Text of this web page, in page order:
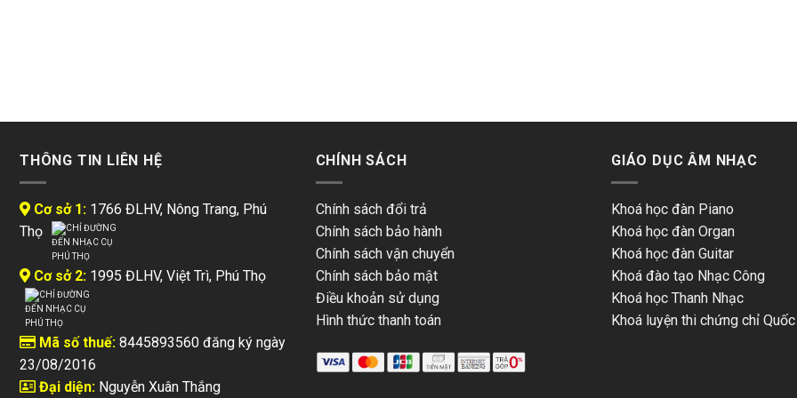
THÔNG TIN LIÊN HỆ
Cơ sở 1: 1766 ĐLHV, Nông Trang, Phú
Thọ
Cơ sở 2: 1995 ĐLHV, Việt Trì, Phú Thọ
Mã số thuế: 8445893560 đăng ký ngày
23/08/2016
Đại diện: Nguyễn Xuân Thắng
CHÍNH SÁCH
Chính sách đổi trả
Chính sách bảo hành
Chính sách vận chuyển
Chính sách bảo mật
Điều khoản sử dụng
Hình thức thanh toán
GIÁO DỤC ÂM NHẠC
Khoá học đàn Piano
Khoá học đàn Organ
Khoá học đàn Guitar
Khoá đào tạo Nhạc Công
Khoá học Thanh Nhạc
Khoá luyện thi chứng chỉ